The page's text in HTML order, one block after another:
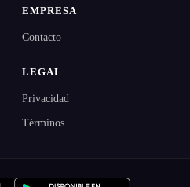
EMPRESA
Contacto
LEGAL
Privacidad
Términos